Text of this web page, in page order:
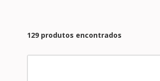
129 produtos encontrados